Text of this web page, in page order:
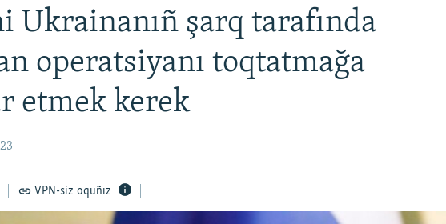
Ukrainanıñ şarq tarafında
operatsiyanı toqtatmağa
etmek kerek
VPN-siz oquñız